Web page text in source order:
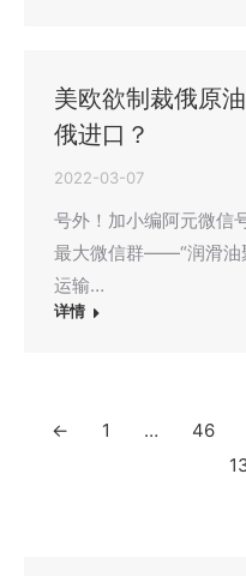
美欧欲制裁俄原
俄进口？
2022-03-07
号外！加小编阿元微信
最大微信群——“润滑油
运输…
详情
← 1 … 46